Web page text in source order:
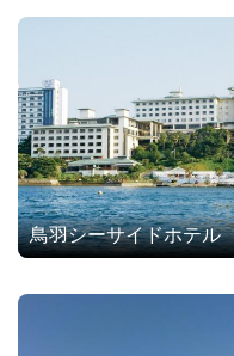
鳥羽シーサイドホテル